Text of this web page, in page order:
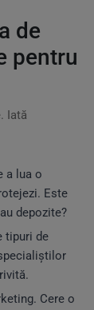
de
pentru
Iată
a lua o
Este
depozite?
tipuri de
Cere o